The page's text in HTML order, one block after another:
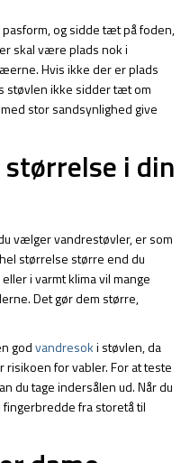
og sidde tæt på foden,
skal være plads nok i
Hvis ikke der er plads
støvlen ikke sidder tæt om
stor sandsynlighed give
i din
vælger vandrestøvler, er som
størrelse større end du
i varmt klima vil mange
Det gør dem større,
godvandresoki støvlen, da
for vabler. For at teste
du tage indersålen ud. Når du
fra storetå til